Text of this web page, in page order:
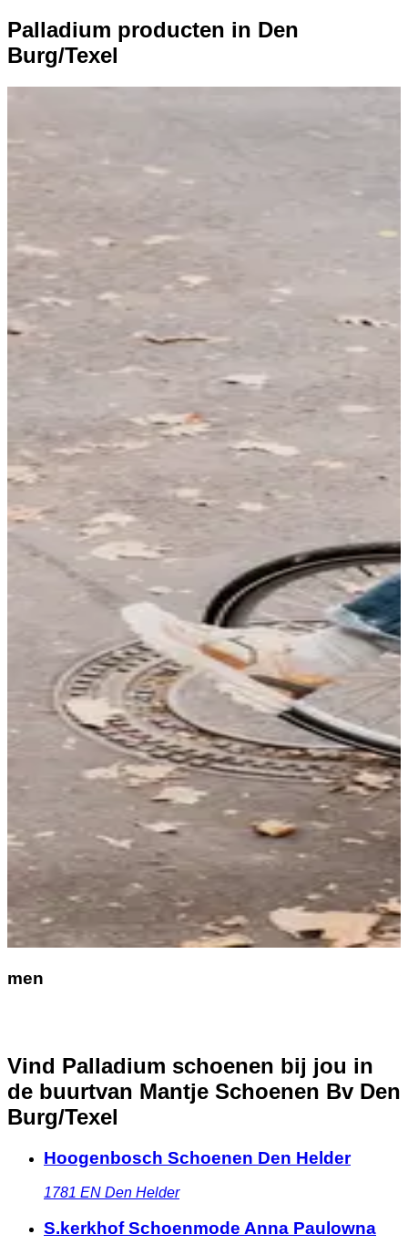
Palladium producten in Den
Burg/Texel
men
Vind Palladium schoenen bij jou in
de buurtvan Mantje Schoenen Bv Den
Burg/Texel
Hoogenbosch Schoenen Den Helder
1781 EN Den Helder
S.kerkhof Schoenmode Anna Paulowna